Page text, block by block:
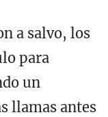
a salvo, los
para
un
llamas antes